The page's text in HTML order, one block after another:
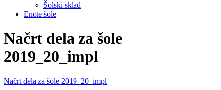
Šolski sklad
Enote šole
Načrt dela za šole
2019_20_impl
Načrt dela za šole 2019_20_impl